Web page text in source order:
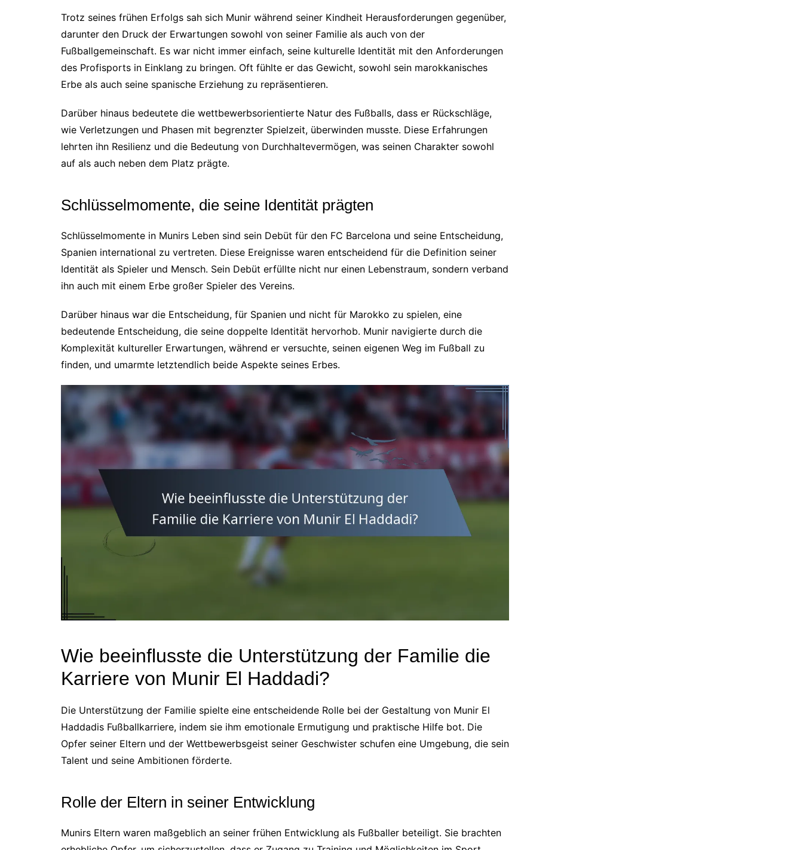
Trotz seines frühen Erfolgs sah sich Munir während seiner Kindheit Herausforderungen gegenüber,
darunter den Druck der Erwartungen sowohl von seiner Familie als auch von der
Fußballgemeinschaft. Es war nicht immer einfach, seine kulturelle Identität mit den Anforderungen
des Profisports in Einklang zu bringen. Oft fühlte er das Gewicht, sowohl sein marokkanisches
Erbe als auch seine spanische Erziehung zu repräsentieren.
Darüber hinaus bedeutete die wettbewerbsorientierte Natur des Fußballs, dass er Rückschläge,
wie Verletzungen und Phasen mit begrenzter Spielzeit, überwinden musste. Diese Erfahrungen
lehrten ihn Resilienz und die Bedeutung von Durchhaltevermögen, was seinen Charakter sowohl
auf als auch neben dem Platz prägte.
Schlüsselmomente, die seine Identität prägten
Schlüsselmomente in Munirs Leben sind sein Debüt für den FC Barcelona und seine Entscheidung,
Spanien international zu vertreten. Diese Ereignisse waren entscheidend für die Definition seiner
Identität als Spieler und Mensch. Sein Debüt erfüllte nicht nur einen Lebenstraum, sondern verband
ihn auch mit einem Erbe großer Spieler des Vereins.
Darüber hinaus war die Entscheidung, für Spanien und nicht für Marokko zu spielen, eine
bedeutende Entscheidung, die seine doppelte Identität hervorhob. Munir navigierte durch die
Komplexität kultureller Erwartungen, während er versuchte, seinen eigenen Weg im Fußball zu
finden, und umarmte letztendlich beide Aspekte seines Erbes.
Wie beeinflusste die Unterstützung der Familie die
Karriere von Munir El Haddadi?
Die Unterstützung der Familie spielte eine entscheidende Rolle bei der Gestaltung von Munir El
Haddadis Fußballkarriere, indem sie ihm emotionale Ermutigung und praktische Hilfe bot. Die
Opfer seiner Eltern und der Wettbewerbsgeist seiner Geschwister schufen eine Umgebung, die sein
Talent und seine Ambitionen förderte.
Rolle der Eltern in seiner Entwicklung
Munirs Eltern waren maßgeblich an seiner frühen Entwicklung als Fußballer beteiligt. Sie brachten